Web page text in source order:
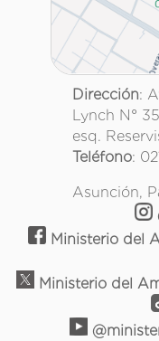
Dirección:
Lynch N°
esq.
Teléfono:
Asunción,
Ministerio del
Ministerio del